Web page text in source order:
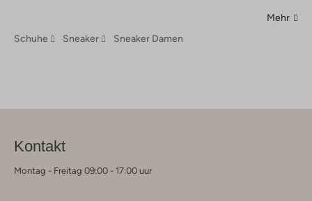
Mehr
Schuhe
Sneaker Sneaker Damen
Kontakt
Montag - Freitag 09:00 - 17:00 uur